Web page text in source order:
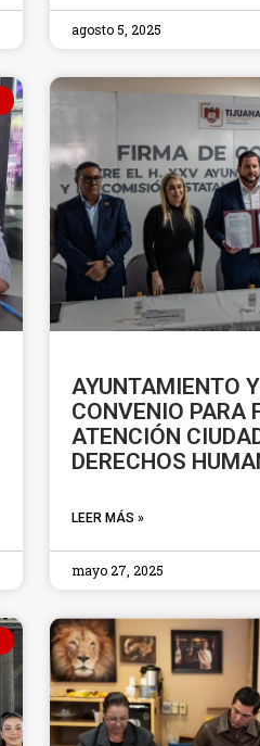
agosto 5, 2025
AYUNTAMIENTO
CONVENIO PARA
ATENCIÓN
DERECHOS
LEER MÁS »
mayo 27, 2025